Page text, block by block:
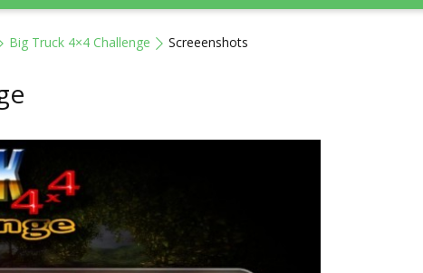
Big Truck 4×4 Challenge Screeenshots